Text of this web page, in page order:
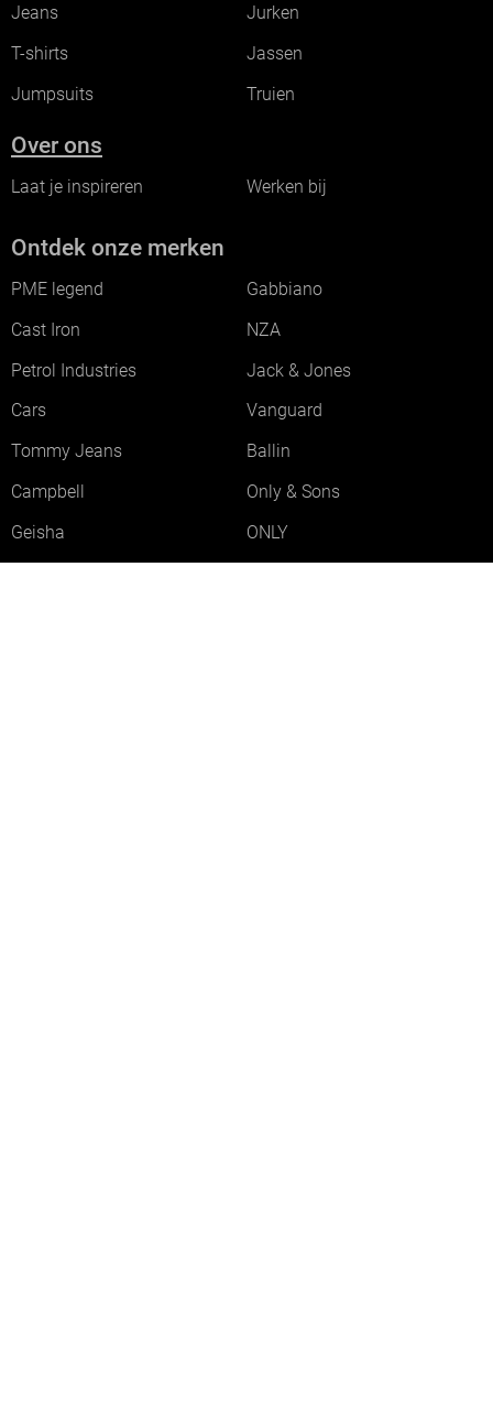
Jeans
Jurken
T-shirts
Jassen
Jumpsuits
Truien
Over ons
Laat je inspireren Werken bij
Ontdek onze merken
PME legend
Gabbiano
Cast Iron
NZA
Petrol Industries
Jack & Jones
Cars
Vanguard
Tommy Jeans
Ballin
Campbell
Only & Sons
Geisha
ONLY